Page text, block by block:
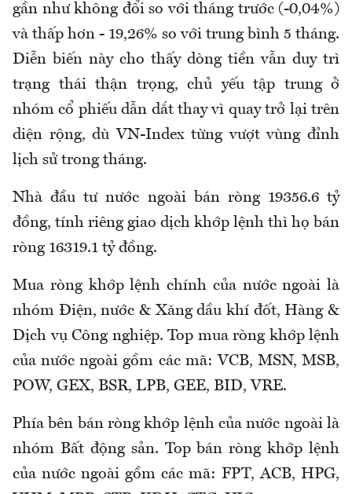
gần như không đổi so với tháng trước (-0,04%)
và thấp hơn - 19,26% so với trung bình 5 tháng.
Diễn biến này cho thấy dòng tiền vẫn duy trì
trạng thái thận trọng, chủ yếu tập trung ở
nhóm cổ phiếu dẫn dắt thay vì quay trở lại trên
diện rộng, dù VN-Index từng vượt vùng đỉnh
lịch sử trong tháng.
Nhà đầu tư nước ngoài bán ròng 19356.6 tỷ
đồng, tính riêng giao dịch khớp lệnh thì họ bán
ròng 16319.1 tỷ đồng.
Mua ròng khớp lệnh chính của nước ngoài là
nhóm Điện, nước & Xăng dầu khí đốt, Hàng &
Dịch vụ Công nghiệp. Top mua ròng khớp lệnh
của nước ngoài gồm các mã: VCB, MSN, MSB,
POW, GEX, BSR, LPB, GEE, BID, VRE.
Phía bên bán ròng khớp lệnh của nước ngoài là
nhóm Bất động sản. Top bán ròng khớp lệnh
của nước ngoài gồm các mã: FPT, ACB, HPG,